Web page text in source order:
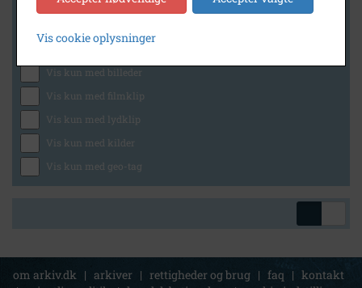
Generelt
Vis kun med billeder
Vis kun med filmklip
Vis kun med lydklip
Vis kun med kilder
Vis kun med geo-tag
om arkiv.dk | arkiver | rettigheder og brug | faq | kontakt
Vis cookie oplysninger